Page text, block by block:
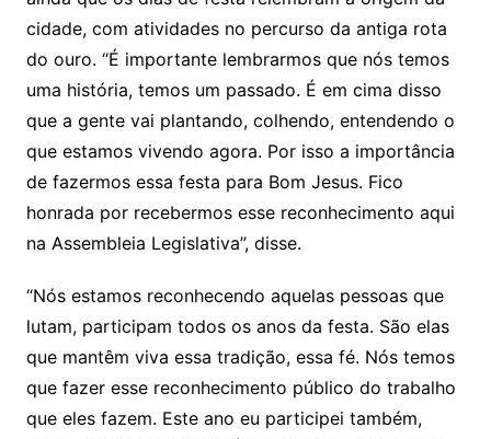
cidade, com atividades no percurso da antiga rota
do ouro. “É importante lembrarmos que nós temos
uma história, temos um passado. É em cima disso
que a gente vai plantando, colhendo, entendendo o
que estamos vivendo agora. Por isso a importância
de fazermos essa festa para Bom Jesus. Fico
honrada por recebermos esse reconhecimento aqui
na Assembleia Legislativa”, disse.
“Nós estamos reconhecendo aquelas pessoas que
lutam, participam todos os anos da festa. São elas
que mantêm viva essa tradição, essa fé. Nós temos
que fazer esse reconhecimento público do trabalho
que eles fazem. Este ano eu participei também,